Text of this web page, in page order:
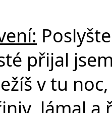
přijal
v tu
lámal a